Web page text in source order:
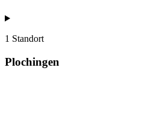
1 Standort
Plochingen